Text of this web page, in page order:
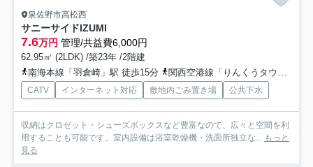
泉佐野市高松西
サニーサイドIZUMI
7.6万円 管理/共益費6,000円
62.95㎡ (2LDK) /築23年 /2階建
南海本線「羽倉崎」駅 徒歩15分
関西空港線「りんくうタウン」駅 徒歩15分
CATV インターネット対応 敷地内ごみ置き場 公共下水
収納はクロゼット・シューズボックスなど豊富なので、広々と空間を利
用することも可能です。室内設備は浴室乾燥機・洗面所独立な...
もっと
見る